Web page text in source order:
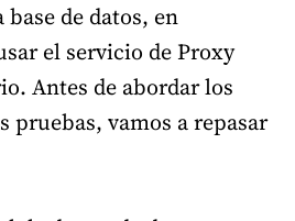
de datos, en
el servicio de Proxy
Antes de abordar los
pruebas, vamos a repasar